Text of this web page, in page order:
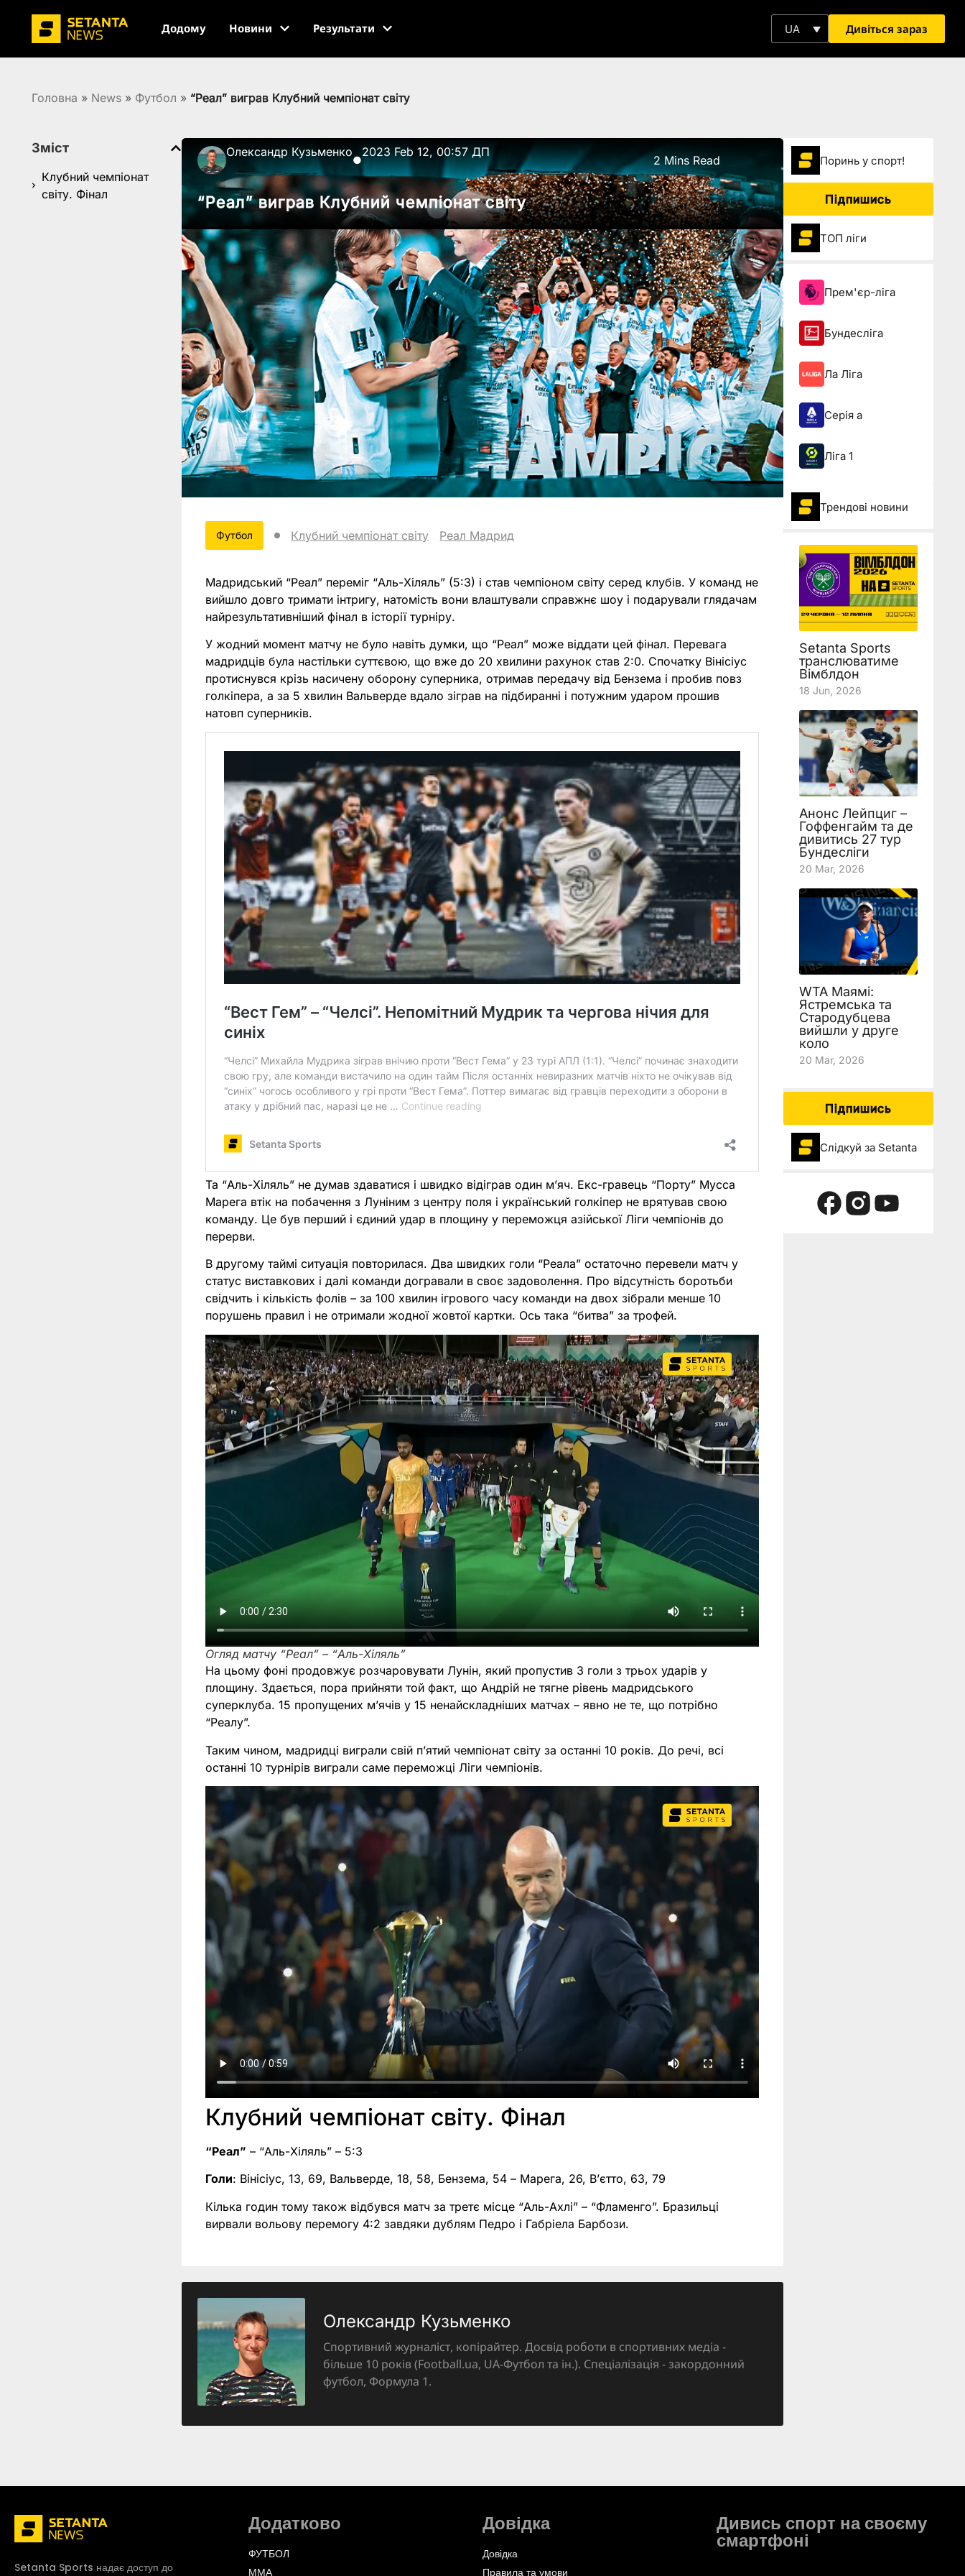
Додому Новини Результати UA Дивіться зараз
Головна » News » Футбол » “Реал” виграв Клубний чемпіонат світу
Зміст
Клубний чемпіонат
світу. Фінал
Олександр Кузьменко
●
2023 Feb 12, 00:57 ДП
2 Mins Read
“Реал” виграв Клубний чемпіонат світу
Футбол Клубний чемпіонат світу Реал Мадрид
Мадридський “Реал” переміг “Аль-Хіляль” (5:3) і став чемпіоном світу серед клубів. У команд не
вийшло довго тримати інтригу, натомість вони влаштували справжнє шоу і подарували глядачам
найрезультативніший фінал в історії турніру.
У жодний момент матчу не було навіть думки, що “Реал” може віддати цей фінал. Перевага
мадридців була настільки суттєвою, що вже до 20 хвилини рахунок став 2:0. Спочатку Вінісіус
протиснувся крізь насичену оборону суперника, отримав передачу від Бензема і пробив повз
голкіпера, а за 5 хвилин Вальверде вдало зіграв на підбиранні і потужним ударом прошив
натовп суперників.
Та “Аль-Хіляль” не думав здаватися і швидко відіграв один м’яч. Екс-гравець “Порту” Мусса
Марега втік на побачення з Луніним з центру поля і український голкіпер не врятував свою
команду. Це був перший і єдиний удар в площину у переможця азійської Ліги чемпіонів до
перерви.
В другому таймі ситуація повторилася. Два швидких голи “Реала” остаточно перевели матч у
статус виставкових і далі команди догравали в своє задоволення. Про відсутність боротьби
свідчить і кількість фолів – за 100 хвилин ігрового часу команди на двох зібрали менше 10
порушень правил і не отримали жодної жовтої картки. Ось така “битва” за трофей.
Огляд матчу “Реал” – “Аль-Хіляль”
На цьому фоні продовжує розчаровувати Лунін, який пропустив 3 голи з трьох ударів у
площину. Здається, пора прийняти той факт, що Андрій не тягне рівень мадридського
суперклуба. 15 пропущених м’ячів у 15 ненайскладніших матчах – явно не те, що потрібно
“Реалу”.
Таким чином, мадридці виграли свій п’ятий чемпіонат світу за останні 10 років. До речі, всі
останні 10 турнірів виграли саме переможці Ліги чемпіонів.
Клубний чемпіонат світу. Фінал
“Реал” – “Аль-Хіляль” – 5:3
Голи: Вінісіус, 13, 69, Вальверде, 18, 58, Бензема, 54 – Марега, 26, В’єтто, 63, 79
Кілька годин тому також відбувся матч за третє місце “Аль-Ахлі” – “Фламенго”. Бразильці
вирвали вольову перемогу 4:2 завдяки дублям Педро і Габріела Барбози.
Олександр Кузьменко
Спортивний журналіст, копірайтер. Досвід роботи в спортивних медіа -
більше 10 років (Football.ua, UA-Футбол та ін.). Спеціалізація - закордонний
футбол, Формула 1.
Поринь у спорт!
Підпишись
ТОП ліги
Прем'єр-ліга
Бундесліга
Ла Ліга
Серія а
Ліга 1
Трендові новини
Setanta Sports
транслюватиме
Вімблдон
18 Jun, 2026
Анонс Лейпциг –
Гоффенгайм та де
дивитись 27 тур
Бундесліги
20 Mar, 2026
WTA Маямі:
Ястремська та
Стародубцева
вийшли у друге
коло
20 Mar, 2026
Підпишись
Слідкуй за Setanta
Setanta Sports надає доступ до
Додатково
ФУТБОЛ
ММА
Довідка
Довідка
Правила та умови
Дивись спорт на своєму
смартфоні